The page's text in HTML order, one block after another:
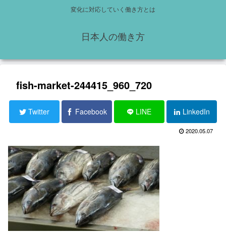
変化に対応していく働き方とは
日本人の働き方
fish-market-244415_960_720
Twitter Facebook LINE LinkedIn
2020.05.07